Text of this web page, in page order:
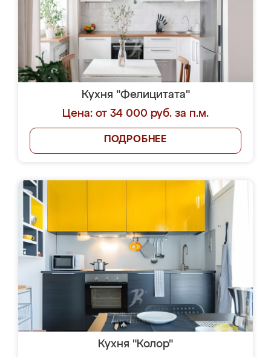
Кухня "Фелицитата"
Цена: от 34 000 руб. за п.м.
ПОДРОБНЕЕ
Кухня "Колор"